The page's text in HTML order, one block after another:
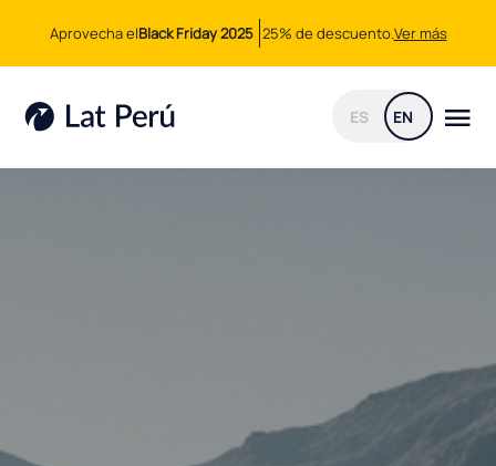
Aprovecha elBlack Friday 2025 25% de descuento.Ver más
ES EN